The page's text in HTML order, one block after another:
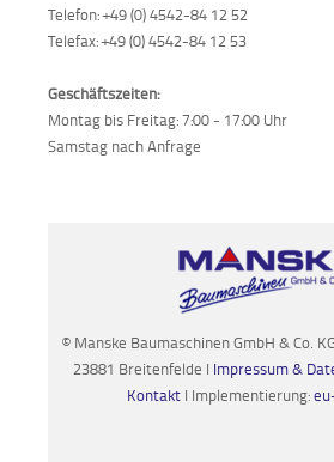
Telefon: +49 (0) 4542-84 12 52
Telefax: +49 (0) 4542-84 12 53
Geschäftszeiten:
Montag bis Freitag: 7:00 - 17:00 Uhr
Samstag nach Anfrage
© Manske Baumaschinen GmbH & Co.
23881 Breitenfelde I Impressum &
Kontakt I Implementierung: